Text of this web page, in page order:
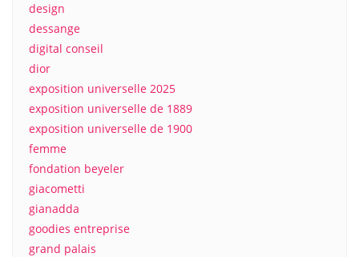
design
dessange
digital conseil
dior
exposition universelle 2025
exposition universelle de 1889
exposition universelle de 1900
femme
fondation beyeler
giacometti
gianadda
goodies entreprise
grand palais